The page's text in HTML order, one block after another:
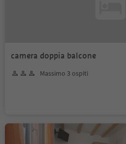
camera doppia balcone
Massimo 3 ospiti